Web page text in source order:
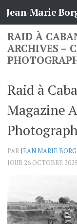
Skip to content
Jean-Marie
RAID À
ARCHIVES –
Raid à
Magazine
PARJEAN MARIE
JOUR 26 OCTOBRE 2025